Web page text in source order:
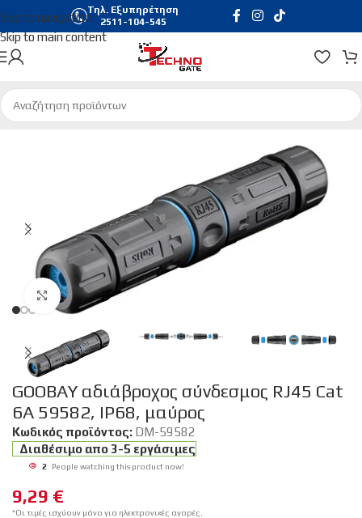
Skip to navigation
Skip to main content
Τηλ. Εξυπηρέτηση
2511-104-545
Αρχική σελίδα/Δικτυακά
Click to enlarge
GOOBAY αδιάβροχος σύνδεσμος RJ45 Cat
6A 59582, IP68, μαύρος
Κωδικός προϊόντος: DM-59582
Διαθέσιμο απο 3-5 εργάσιμες
2 People watching this product now!
9,29 €
*Οι τιμές ισχύουν μόνο για ηλεκτρονικές αγορές.